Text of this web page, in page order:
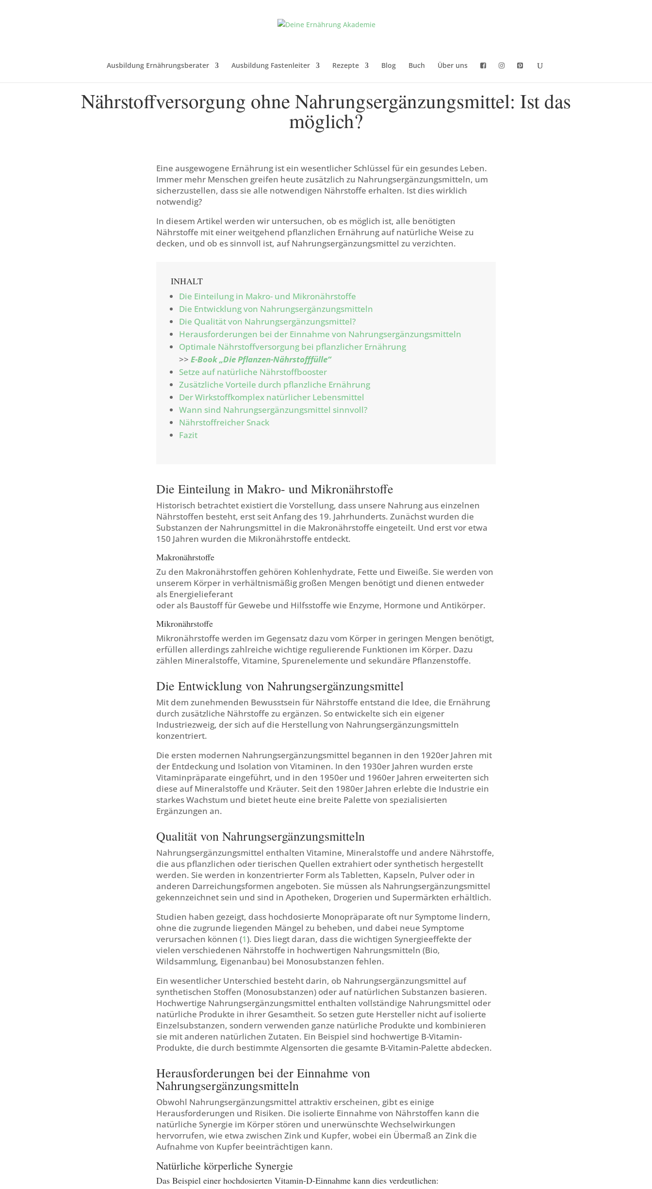
Ausbildung Ernährungsberater Ausbildung Fastenleiter Rezepte Blog Buch Über uns
Nährstoffversorgung ohne Nahrungsergänzungsmittel: Ist das
möglich?
Eine ausgewogene Ernährung ist ein wesentlicher Schlüssel für ein gesundes Leben.
Immer mehr Menschen greifen heute zusätzlich zu Nahrungsergänzungsmitteln, um
sicherzustellen, dass sie alle notwendigen Nährstoffe erhalten. Ist dies wirklich
notwendig?
In diesem Artikel werden wir untersuchen, ob es möglich ist, alle benötigten
Nährstoffe mit einer weitgehend pflanzlichen Ernährung auf natürliche Weise zu
decken, und ob es sinnvoll ist, auf Nahrungsergänzungsmittel zu verzichten.
INHALT
Die Einteilung in Makro- und Mikronährstoffe
Die Entwicklung von Nahrungsergänzungsmitteln
Die Qualität von Nahrungsergänzungsmittel?
Herausforderungen bei der Einnahme von Nahrungsergänzungsmitteln
Optimale Nährstoffversorgung bei pflanzlicher Ernährung
>> E-Book „Die Pflanzen-Nährstofffülle“
Setze auf natürliche Nährstoffbooster
Zusätzliche Vorteile durch pflanzliche Ernährung
Der Wirkstoffkomplex natürlicher Lebensmittel
Wann sind Nahrungsergänzungsmittel sinnvoll?
Nährstoffreicher Snack
Fazit
Die Einteilung in Makro- und Mikronährstoffe
Historisch betrachtet existiert die Vorstellung, dass unsere Nahrung aus einzelnen
Nährstoffen besteht, erst seit Anfang des 19. Jahrhunderts. Zunächst wurden die
Substanzen der Nahrungsmittel in die Makronährstoffe eingeteilt. Und erst vor etwa
150 Jahren wurden die Mikronährstoffe entdeckt.
Makronährstoffe
Zu den Makronährstoffen gehören Kohlenhydrate, Fette und Eiweiße. Sie werden von
unserem Körper in verhältnismäßig großen Mengen benötigt und dienen entweder
als Energielieferant
oder als Baustoff für Gewebe und Hilfsstoffe wie Enzyme, Hormone und Antikörper.
Mikronährstoffe
Mikronährstoffe werden im Gegensatz dazu vom Körper in geringen Mengen benötigt,
erfüllen allerdings zahlreiche wichtige regulierende Funktionen im Körper. Dazu
zählen Mineralstoffe, Vitamine, Spurenelemente und sekundäre Pflanzenstoffe.
Die Entwicklung von Nahrungsergänzungsmittel
Mit dem zunehmenden Bewusstsein für Nährstoffe entstand die Idee, die Ernährung
durch zusätzliche Nährstoffe zu ergänzen. So entwickelte sich ein eigener
Industriezweig, der sich auf die Herstellung von Nahrungsergänzungsmitteln
konzentriert.
Die ersten modernen Nahrungsergänzungsmittel begannen in den 1920er Jahren mit
der Entdeckung und Isolation von Vitaminen. In den 1930er Jahren wurden erste
Vitaminpräparate eingeführt, und in den 1950er und 1960er Jahren erweiterten sich
diese auf Mineralstoffe und Kräuter. Seit den 1980er Jahren erlebte die Industrie ein
starkes Wachstum und bietet heute eine breite Palette von spezialisierten
Ergänzungen an.
Qualität von Nahrungsergänzungsmitteln
Nahrungsergänzungsmittel enthalten Vitamine, Mineralstoffe und andere Nährstoffe,
die aus pflanzlichen oder tierischen Quellen extrahiert oder synthetisch hergestellt
werden. Sie werden in konzentrierter Form als Tabletten, Kapseln, Pulver oder in
anderen Darreichungsformen angeboten. Sie müssen als Nahrungsergänzungsmittel
gekennzeichnet sein und sind in Apotheken, Drogerien und Supermärkten erhältlich.
Studien haben gezeigt, dass hochdosierte Monopräparate oft nur Symptome lindern,
ohne die zugrunde liegenden Mängel zu beheben, und dabei neue Symptome
verursachen können (1). Dies liegt daran, dass die wichtigen Synergieeffekte der
vielen verschiedenen Nährstoffe in hochwertigen Nahrungsmitteln (Bio,
Wildsammlung, Eigenanbau) bei Monosubstanzen fehlen.
Ein wesentlicher Unterschied besteht darin, ob Nahrungsergänzungsmittel auf
synthetischen Stoffen (Monosubstanzen) oder auf natürlichen Substanzen basieren.
Hochwertige Nahrungsergänzungsmittel enthalten vollständige Nahrungsmittel oder
natürliche Produkte in ihrer Gesamtheit. So setzen gute Hersteller nicht auf isolierte
Einzelsubstanzen, sondern verwenden ganze natürliche Produkte und kombinieren
sie mit anderen natürlichen Zutaten. Ein Beispiel sind hochwertige B-Vitamin-
Produkte, die durch bestimmte Algensorten die gesamte B-Vitamin-Palette abdecken.
Herausforderungen bei der Einnahme von
Nahrungsergänzungsmitteln
Obwohl Nahrungsergänzungsmittel attraktiv erscheinen, gibt es einige
Herausforderungen und Risiken. Die isolierte Einnahme von Nährstoffen kann die
natürliche Synergie im Körper stören und unerwünschte Wechselwirkungen
hervorrufen, wie etwa zwischen Zink und Kupfer, wobei ein Übermaß an Zink die
Aufnahme von Kupfer beeinträchtigen kann.
Natürliche körperliche Synergie
Das Beispiel einer hochdosierten Vitamin-D-Einnahme kann dies verdeutlichen: